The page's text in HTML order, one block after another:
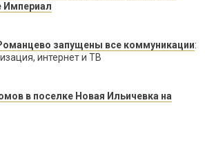
Империал
запущены все коммуникации:
интернет и ТВ
в поселке Новая Ильичевка на